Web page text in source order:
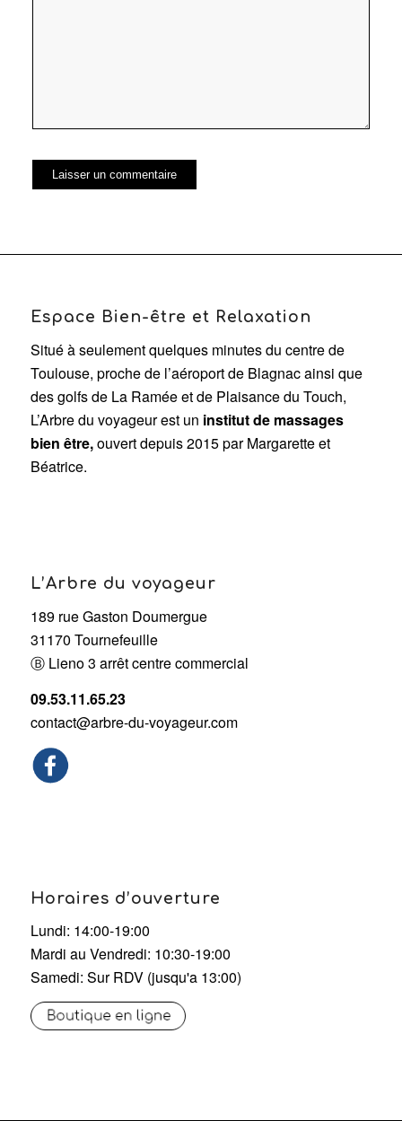
Espace Bien-être et Relaxation
Situé à seulement quelques minutes du centre de
Toulouse, proche de l’aéroport de Blagnac ainsi que
des golfs de La Ramée et de Plaisance du Touch,
L’Arbre du voyageur est un institut de massages
bien être,ouvert depuis 2015 par Margarette et
Béatrice.
L’Arbre du voyageur
189 rue Gaston Doumergue
31170 Tournefeuille
Ⓑ Lieno 3 arrêt centre commercial
09.53.11.65.23
contact@arbre-du-voyageur.com
Horaires d’ouverture
Lundi: 14:00-19:00
Mardi au Vendredi: 10:30-19:00
Samedi: Sur RDV (jusqu'a 13:00)